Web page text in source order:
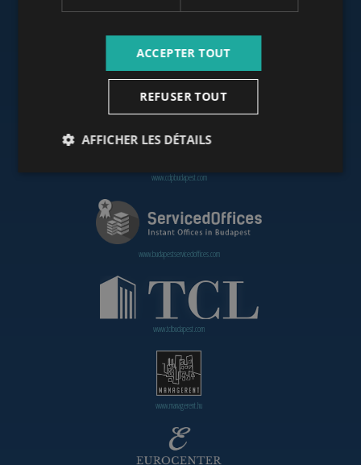
www.budapestoffices.net
www.cdpbudapest.com
www.budapestservicedoffices.com
www.tclbudapest.com
www.managerent.hu
ACCEPTER TOUT
REFUSER TOUT
AFFICHER LES DÉTAILS